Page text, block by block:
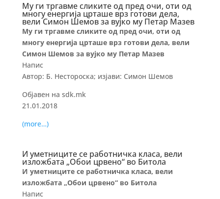
Му ги тргавме сликите од пред очи, оти од
многу енергија црташе врз готови дела,
вели Симон Шемов за вујко му Петар Мазев
Му ги тргавме сликите од пред очи, оти од
многу енергија црташе врз готови дела, вели
Симон Шемов за вујко му Петар Мазев
Напис
Автор: Б. Нестороска; изјави: Симон Шемов
Објавен на sdk.mk
21.01.2018
(more…)
И уметниците се работничка класа, вели
изложбата „Обои црвено“ во Битола
И уметниците се работничка класа, вели
изложбата „Обои црвено“ во Битола
Напис